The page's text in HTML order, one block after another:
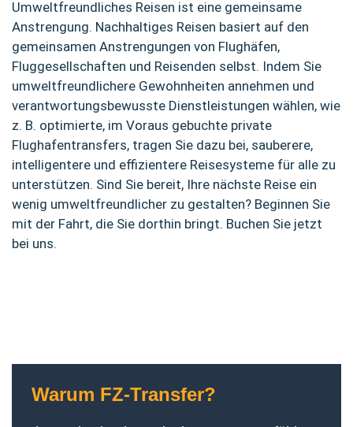
Umweltfreundliches Reisen ist eine gemeinsame
Anstrengung. Nachhaltiges Reisen basiert auf den
gemeinsamen Anstrengungen von Flughäfen,
Fluggesellschaften und Reisenden selbst. Indem Sie
umweltfreundlichere Gewohnheiten annehmen und
verantwortungsbewusste Dienstleistungen wählen, wie
z. B. optimierte, im Voraus gebuchte private
Flughafentransfers, tragen Sie dazu bei, sauberere,
intelligentere und effizientere Reisesysteme für alle zu
unterstützen. Sind Sie bereit, Ihre nächste Reise ein
wenig umweltfreundlicher zu gestalten? Beginnen Sie
mit der Fahrt, die Sie dorthin bringt. Buchen Sie jetzt
bei uns.
Warum FZ-Transfer?